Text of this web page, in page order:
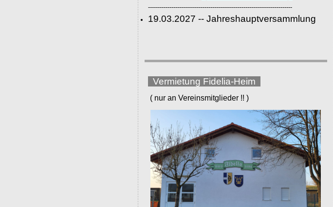
--------------------------------------------------------------------------
19.03.2027 -- Jahreshauptversammlung
Vermietung Fidelia-Heim
( nur an Vereinsmitglieder !! )